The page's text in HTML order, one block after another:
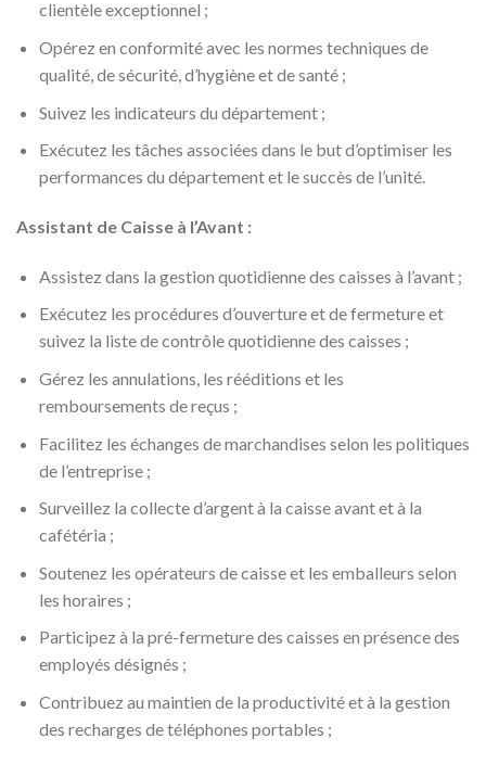
clientèle exceptionnel ;
Opérez en conformité avec les normes techniques de
qualité, de sécurité, d’hygiène et de santé ;
Suivez les indicateurs du département ;
Exécutez les tâches associées dans le but d’optimiser les
performances du département et le succès de l’unité.
Assistant de Caisse à l’Avant :
Assistez dans la gestion quotidienne des caisses à l’avant ;
Exécutez les procédures d’ouverture et de fermeture et
suivez la liste de contrôle quotidienne des caisses ;
Gérez les annulations, les rééditions et les
remboursements de reçus ;
Facilitez les échanges de marchandises selon les politiques
de l’entreprise ;
Surveillez la collecte d’argent à la caisse avant et à la
cafétéria ;
Soutenez les opérateurs de caisse et les emballeurs selon
les horaires ;
Participez à la pré-fermeture des caisses en présence des
employés désignés ;
Contribuez au maintien de la productivité et à la gestion
des recharges de téléphones portables ;